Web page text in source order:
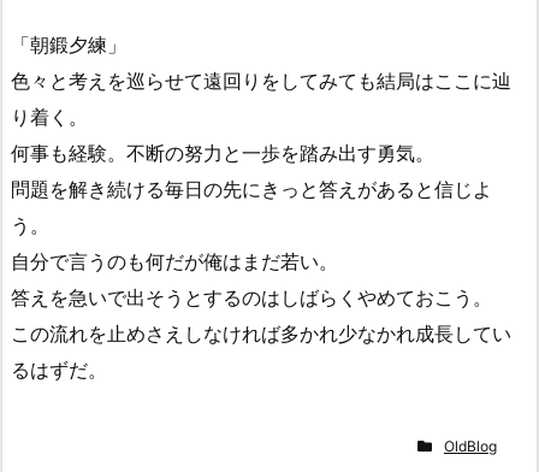
「朝鍛夕練」
色々と考えを巡らせて遠回りをしてみても結局はここに辿
り着く。
何事も経験。不断の努力と一歩を踏み出す勇気。
問題を解き続ける毎日の先にきっと答えがあると信じよ
う。
自分で言うのも何だが俺はまだ若い。
答えを急いで出そうとするのはしばらくやめておこう。
この流れを止めさえしなければ多かれ少なかれ成長してい
るはずだ。
OldBlog